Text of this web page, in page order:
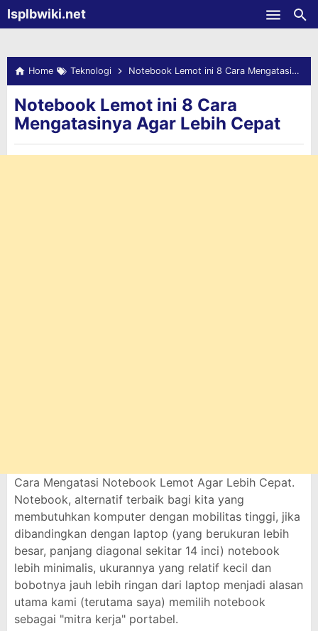
-->Isplbwiki.net
Home Teknologi Notebook Lemot ini 8 Cara Mengatasinya Agar Lebih Cepat
Notebook Lemot ini 8 Cara
Mengatasinya Agar Lebih Cepat
Cara Mengatasi Notebook Lemot Agar Lebih Cepat.
Notebook, alternatif terbaik bagi kita yang
membutuhkan komputer dengan mobilitas tinggi, jika
dibandingkan dengan laptop (yang berukuran lebih
besar, panjang diagonal sekitar 14 inci) notebook
lebih minimalis, ukurannya yang relatif kecil dan
bobotnya jauh lebih ringan dari laptop menjadi alasan
utama kami (terutama saya) memilih notebook
sebagai "mitra kerja" portabel.